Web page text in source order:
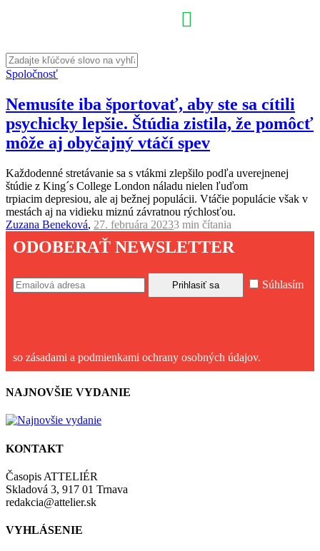
Spoločnosť
Nemusíte iba športovať, aby ste sa cítili
psychicky lepšie. Štúdia zistila, že pomôcť
môže aj obyčajný vtáčí spev
Každodenné stretávanie sa s vtákmi zlepšilo podľa uverejnenej
štúdie z King´s College London náladu nielen ľuďom
trpiacim depresiou, ale aj bežnej populácii. Vtáčie populácie však v
mestách aj na vidieku miznú závratnou rýchlosťou.
Zuzana Beneková, 27. februára 20233 min čítania
ODOBERAŤ NEWSLETTER
Súhlasím
so zásadami a podmienkami ochrany osobných údajov.
NAJNOVŠIE VYDANIE
KONTAKT
Časopis ATTELIÉR
Skladová 3, 917 01 Trnava
redakcia@attelier.sk
VYHLÁSENIE